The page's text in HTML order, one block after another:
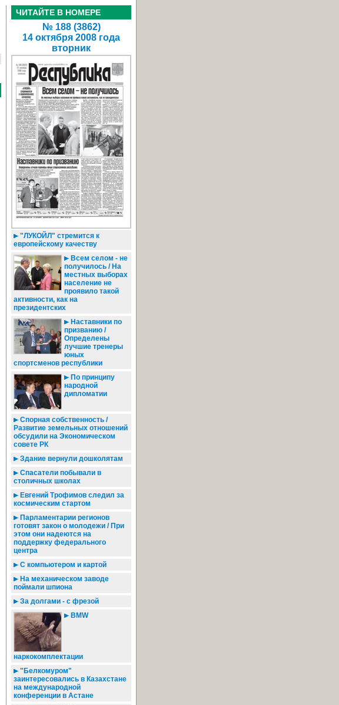
ЧИТАЙТЕ В НОМЕРЕ
№ 188 (3862)
14 октября 2008 года
вторник
"ЛУКОЙЛ" стремится к
европейскому качеству
Всем селом - не
получилось / На
местных выборах
население не
проявило такой
активности, как на
президентских
Наставники по
призванию /
Определены
лучшие тренеры
юных
спортсменов республики
По принципу
народной
дипломатии
Спорная собственность /
Развитие земельных отношений
обсудили на Экономическом
совете РК
Здание вернули дошколятам
Спасатели побывали в
столичных школах
Евгений Трофимов следил за
космическим стартом
Парламентарии регионов
готовят закон о молодежи / При
этом они надеются на
поддержку федерального
центра
С компьютером и картой
На механическом заводе
поймали шпиона
За долгами - с фрезой
BMW
наркокомплектации
"Белкомуром"
заинтересовались в Казахстане
на международной
конференции в Астане